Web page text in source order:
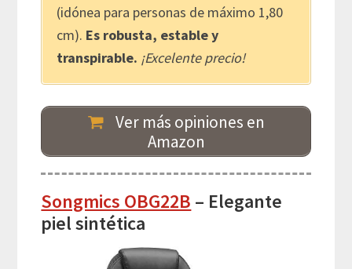
(idónea para personas de máximo 1,80
cm). Es robusta, estable y
transpirable. ¡Excelente precio!
Ver más opiniones en
Amazon
Songmics OBG22B – Elegante
piel sintética